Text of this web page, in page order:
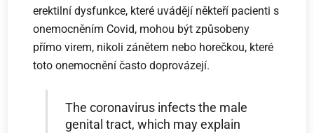
erektilní dysfunkce, které uvádějí někteří pacienti s
onemocněním Covid, mohou být způsobeny
přímo virem, nikoli zánětem nebo horečkou, které
toto onemocnění často doprovázejí.
The coronavirus infects the male
genital tract, which may explain